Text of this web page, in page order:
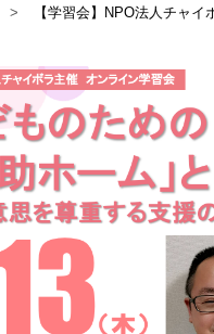
【学習会】NPO法人チャ